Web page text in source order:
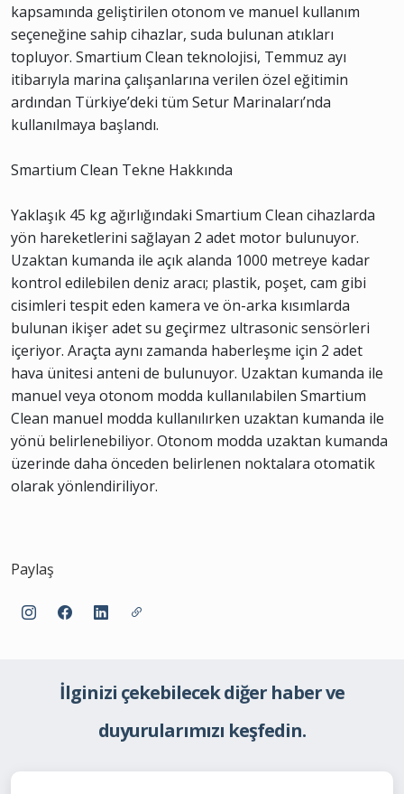
kapsamında geliştirilen otonom ve manuel kullanım
seçeneğine sahip cihazlar, suda bulunan atıkları
topluyor. Smartium Clean teknolojisi, Temmuz ayı
itibarıyla marina çalışanlarına verilen özel eğitimin
ardından Türkiye’deki tüm Setur Marinaları’nda
kullanılmaya başlandı.
Smartium Clean Tekne Hakkında
Yaklaşık 45 kg ağırlığındaki Smartium Clean cihazlarda
yön hareketlerini sağlayan 2 adet motor bulunuyor.
Uzaktan kumanda ile açık alanda 1000 metreye kadar
kontrol edilebilen deniz aracı; plastik, poşet, cam gibi
cisimleri tespit eden kamera ve ön-arka kısımlarda
bulunan ikişer adet su geçirmez ultrasonic sensörleri
içeriyor. Araçta aynı zamanda haberleşme için 2 adet
hava ünitesi anteni de bulunuyor. Uzaktan kumanda ile
manuel veya otonom modda kullanılabilen Smartium
Clean manuel modda kullanılırken uzaktan kumanda ile
yönü belirlenebiliyor. Otonom modda uzaktan kumanda
üzerinde daha önceden belirlenen noktalara otomatik
olarak yönlendiriliyor.
Paylaş
İlginizi çekebilecek diğer haber ve
duyurularımızı keşfedin.